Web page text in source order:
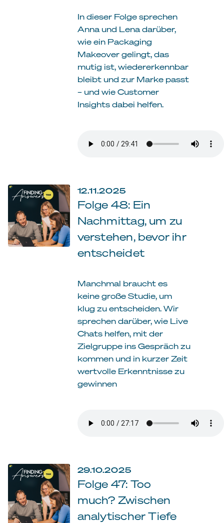
In dieser Folge sprechen
Anna und Lena darüber,
wie ein Packaging
Makeover gelingt, das
mutig ist, wiedererkennbar
bleibt und zur Marke passt
– und wie Customer
Insights dabei helfen.
12.11.2025
Folge 48: Ein
Nachmittag, um zu
verstehen, bevor ihr
entscheidet
Manchmal braucht es
keine große Studie, um
klug zu entscheiden. Wir
sprechen darüber, wie Live
Chats helfen, mit der
Zielgruppe ins Gespräch zu
kommen und in kurzer Zeit
wertvolle Erkenntnisse zu
gewinnen
29.10.2025
Folge 47: Too
much? Zwischen
analytischer Tiefe